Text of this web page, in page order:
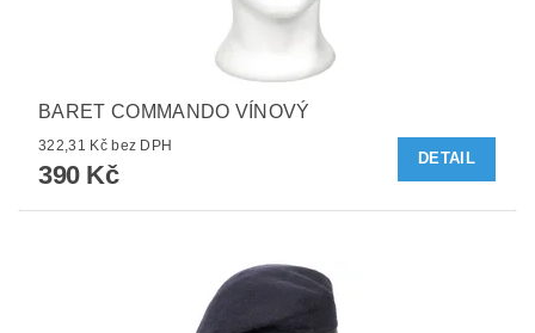
BARET COMMANDO VÍNOVÝ
322,31 Kč bez DPH
390 Kč
DETAIL